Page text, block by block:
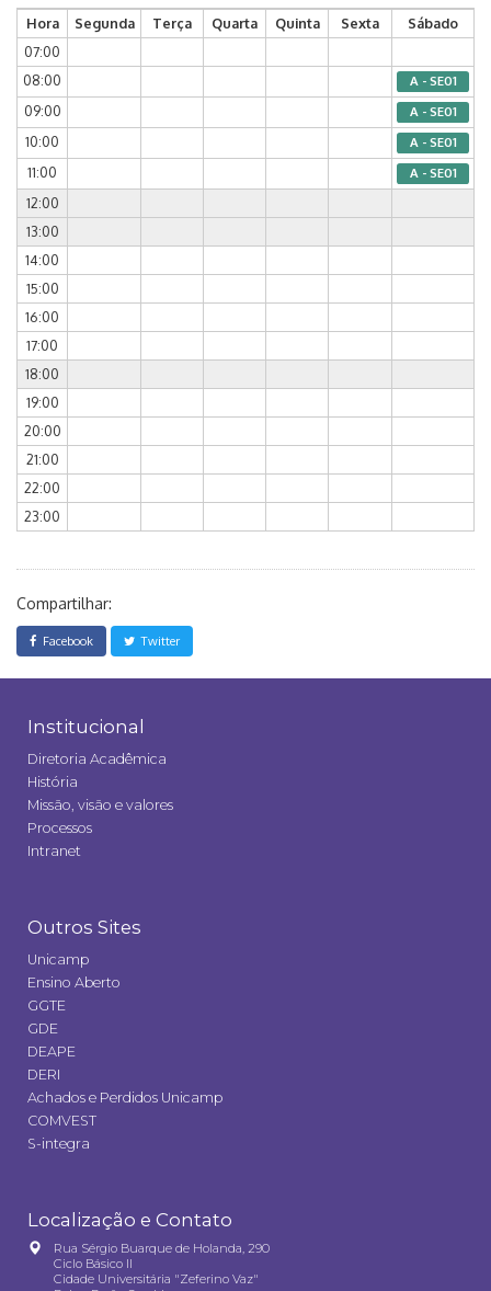
Hora Segunda Terça Quarta Quinta Sexta
Sábado
07:00
08:00
A - SE01
09:00 A - SE01
10:00 A - SE01
11:00 A - SE01
12:00
13:00
14:00
15:00
16:00
17:00
18:00
19:00
20:00
21:00
22:00
23:00
Compartilhar:
Facebook Twitter
Institucional
Diretoria Acadêmica
História
Missão, visão e valores
Processos
Intranet
Outros Sites
Unicamp
Ensino Aberto
GGTE
GDE
DEAPE
DERI
Achados e Perdidos Unicamp
COMVEST
S-integra
Localização e Contato
Rua Sérgio Buarque de Holanda, 290
Ciclo Básico II
Cidade Universitária "Zeferino Vaz"